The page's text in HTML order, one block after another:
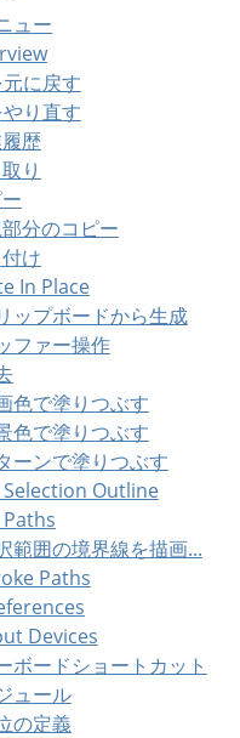
ュー
に戻す
り直す
歴
り
分のコピー
け
In Place
ップボードから生成
ファー操作
色で塗りつぶす
色で塗りつぶす
ーンで塗りつぶす
Selection Outline
範囲の境界線を描画...
Paths
Devices
ボードショートカット
ュール
の定義